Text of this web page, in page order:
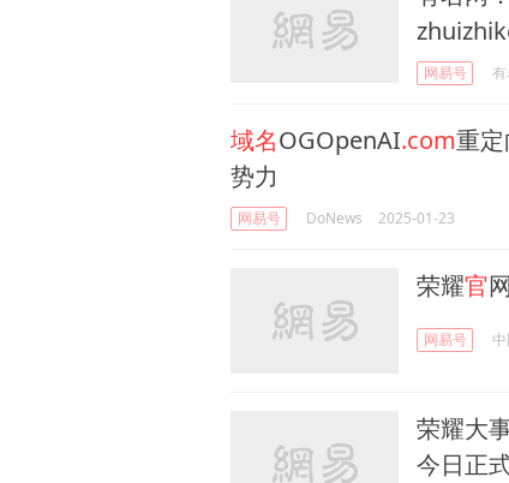
网易号
域名OGOpenAI.com重
势力
网易号 DoNews 2025-01-23
荣耀官
网易号
荣耀大
今日正